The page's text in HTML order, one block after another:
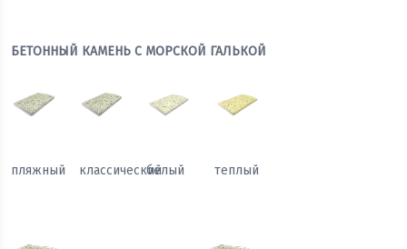
БЕТОННЫЙ КАМЕНЬ С МОРСКОЙ ГАЛЬКОЙ
пляжный классическийбелый теплый